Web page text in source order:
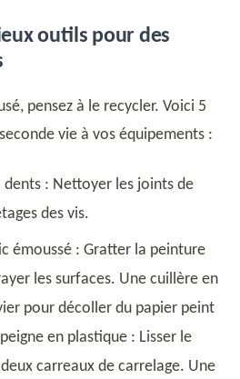
outils pour des
pensez à le recycler. Voici 5
vie à vos équipements :
dents : Nettoyer les joints de
des vis.
émoussé : Gratter la peinture
les surfaces. Une cuillère en
pour décoller du papier peint
en plastique : Lisser le
carreaux de carrelage. Une